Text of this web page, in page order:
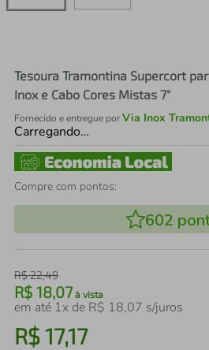
Tesoura Tramontina Supercort
Inox e Cabo Cores Mistas 7"
Fornecido e entregue porVia Inox
Carregando…
Compre com pontos:
602
R$22,49
R$ 18,07 à vista
em até 1x de R$ 18,07 s/juros
R$17,17